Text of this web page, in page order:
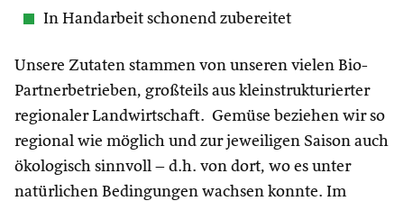
In Handarbeit schonend zubereitet
Unsere Zutaten stammen von unseren vielen Bio-
Partnerbetrieben, großteils aus kleinstrukturierter
regionaler Landwirtschaft. Gemüse beziehen wir so
regional wie möglich und zur jeweiligen Saison auch
ökologisch sinnvoll – d.h. von dort, wo es unter
natürlichen Bedingungen wachsen konnte. Im